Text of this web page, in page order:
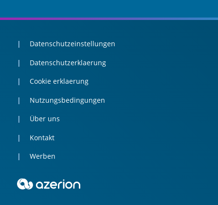
Datenschutzeinstellungen
Datenschutzerklaerung
Cookie erklaerung
Nutzungsbedingungen
Über uns
Kontakt
Werben